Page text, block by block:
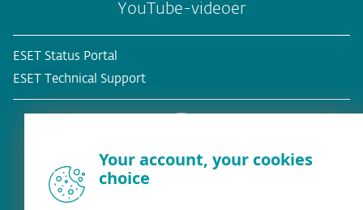
YouTube-videoer
ESET Status Portal
ESET Technical Support
Eksisterende kunde?
Your account, your cookies
choice